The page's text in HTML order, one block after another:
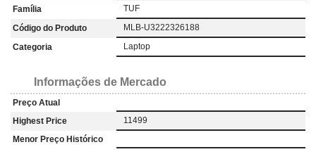
Família
TUF
Código do Produto
MLB-U3222326188
Categoria
Laptop
Informações de Mercado
Preço Atual
Highest Price
11499
Menor Preço Histórico